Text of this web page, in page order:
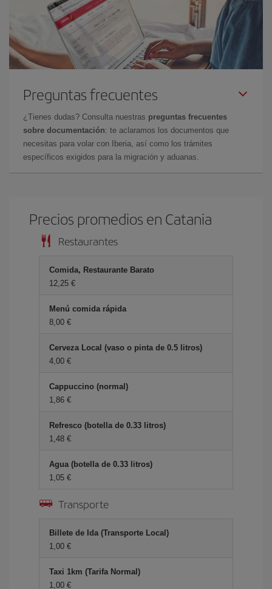
Preguntas frecuentes
¿Tienes dudas? Consulta nuestras preguntas frecuentes
sobre documentación: te aclaramos los documentos que
necesitas para volar con Iberia, así como los trámites
específicos exigidos para la migración y aduanas.
Precios promedios en Catania
Restaurantes
Comida, Restaurante Barato
12,25 €
Menú comida rápida
8,00 €
Cerveza Local (vaso o pinta de 0.5 litros)
4,00 €
Cappuccino (normal)
1,86 €
Refresco (botella de 0.33 litros)
1,48 €
Agua (botella de 0.33 litros)
1,05 €
Transporte
Billete de Ida (Transporte Local)
1,00 €
Taxi 1km (Tarifa Normal)
1,00 €